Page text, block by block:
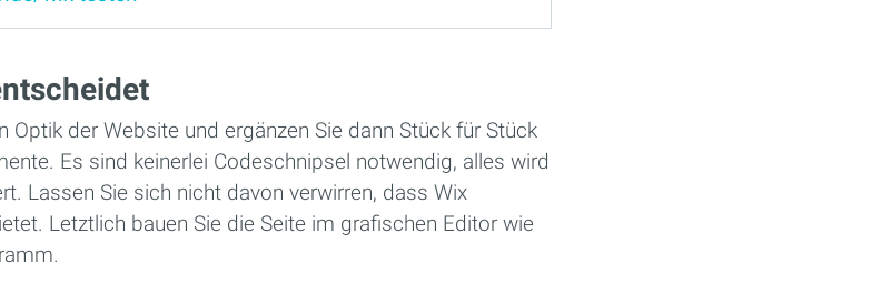
Optik der Website und ergänzen Sie dann Stück für Stück
Es sind keinerlei Codeschnipsel notwendig, alles wird
Lassen Sie sich nicht davon verwirren, dass Wix
Letztlich bauen Sie die Seite im grafischen Editor wie